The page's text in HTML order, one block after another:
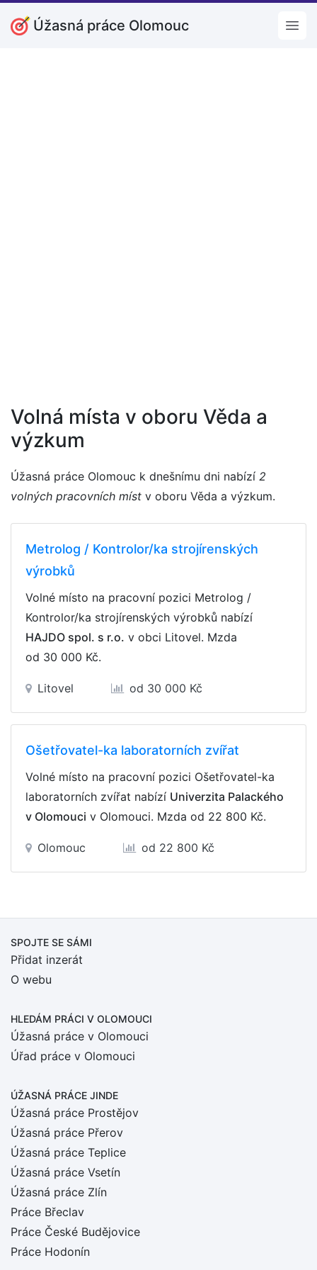
Úžasná práce Olomouc
Volná místa v oboru Věda a
výzkum
Úžasná práce Olomouc k dnešnímu dni nabízí 2
volných pracovních míst v oboru Věda a výzkum.
Metrolog / Kontrolor/ka strojírenských
výrobků
Volné místo na pracovní pozici Metrolog /
Kontrolor/ka strojírenských výrobků nabízí
HAJDO spol. s r.o. v obci Litovel. Mzda
od 30 000 Kč.
Litovel od 30 000 Kč
Ošetřovatel-ka laboratorních zvířat
Volné místo na pracovní pozici Ošetřovatel-ka
laboratorních zvířat nabízí Univerzita Palackého
v Olomouci v Olomouci. Mzda od 22 800 Kč.
Olomouc od 22 800 Kč
SPOJTE SE SÁMI
Přidat inzerát
O webu
HLEDÁM PRÁCI V OLOMOUCI
Úžasná práce v Olomouci
Úřad práce v Olomouci
ÚŽASNÁ PRÁCE JINDE
Úžasná práce Prostějov
Úžasná práce Přerov
Úžasná práce Teplice
Úžasná práce Vsetín
Úžasná práce Zlín
Práce Břeclav
Práce České Budějovice
Práce Hodonín